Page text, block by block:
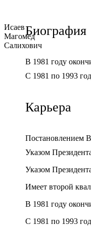
Исаев
Магомед
Салихович
Биография
В 1981 году
С 1981 по 1993
Карьера
Постановлением
Указом
Указом
Имеет второй
В 1981 году
С 1981 по 1993